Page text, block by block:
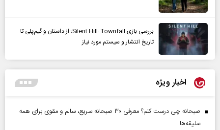
بررسی بازی Silent Hill: Townfall؛ از داستان و گیم‌پلی تا
تاریخ انتشار و سیستم مورد نیاز
اخبار ویژه
صبحانه چی درست کنم؟ معرفی ۳۰ صبحانه سریع، سالم و مقوی برای همه
سلیقه‌ها